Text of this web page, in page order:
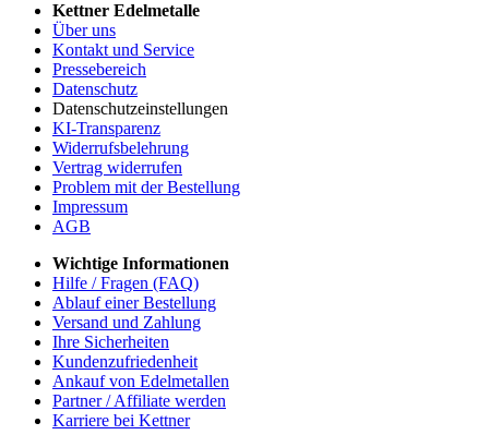
Kettner Edelmetalle
Über uns
Kontakt und Service
Pressebereich
Datenschutz
Datenschutzeinstellungen
KI-Transparenz
Widerrufsbelehrung
Vertrag widerrufen
Problem mit der Bestellung
Impressum
AGB
Wichtige Informationen
Hilfe / Fragen (FAQ)
Ablauf einer Bestellung
Versand und Zahlung
Ihre Sicherheiten
Kundenzufriedenheit
Ankauf von Edelmetallen
Partner / Affiliate werden
Karriere bei Kettner